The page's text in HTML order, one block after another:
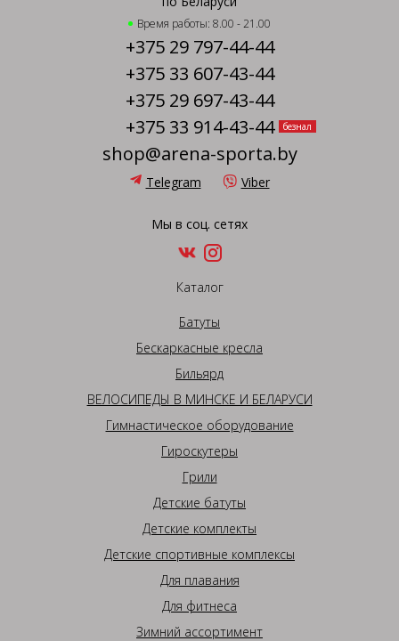
Время работы: 8.00 - 21.00
+375 29 797-44-44
+375 33 607-43-44
+375 29 697-43-44
+375 33 914-43-44
безнал
shop@arena-sporta.by
Telegram Viber
Мы в соц. сетях
Каталог
Батуты
Бескаркасные кресла
Бильярд
ВЕЛОСИПЕДЫ В МИНСКЕ И БЕЛАРУСИ
Гимнастическое оборудование
Гироскутеры
Грили
Детские батуты
Детские комплекты
Детские спортивные комплексы
Для плавания
Для фитнеса
Зимний ассортимент